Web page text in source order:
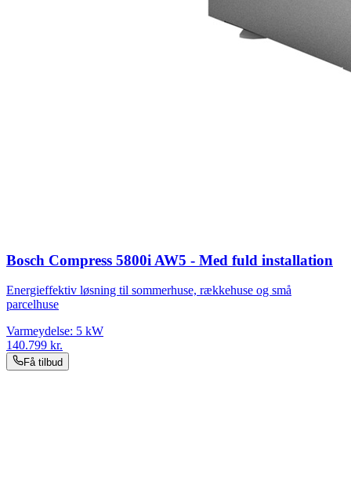
Bosch Compress 5800i AW5 - Med fuld installation
Energieffektiv løsning til sommerhuse, rækkehuse og små
parcelhuse
Varmeydelse: 5 kW
140.799 kr.
Få tilbud